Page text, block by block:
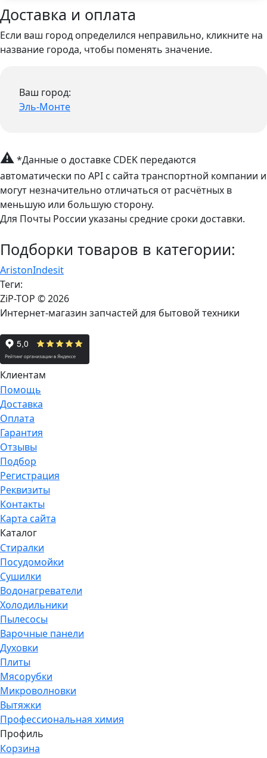
Доставка и оплата
Если ваш город определился неправильно, кликните на
название города, чтобы поменять значение.
Ваш город:
Эль-Монте
⚠*Данные о доставке CDEK передаются
автоматически по API с сайта транспортной компании и
могут незначительно отличаться от расчётных в
меньшую или большую сторону.
Для Почты России указаны средние сроки доставки.
Подборки товаров в категории:
AristonIndesit
Теги:
ZiP-TOP © 2026
Интернет-магазин запчастей для бытовой техники
Клиентам
Помощь
Доставка
Оплата
Гарантия
Отзывы
Подбор
Регистрация
Реквизиты
Контакты
Карта сайта
Каталог
Стиралки
Посудомойки
Сушилки
Водонагреватели
Холодильники
Пылесосы
Варочные панели
Духовки
Плиты
Мясорубки
Микроволновки
Вытяжки
Профессиональная химия
Профиль
Корзина